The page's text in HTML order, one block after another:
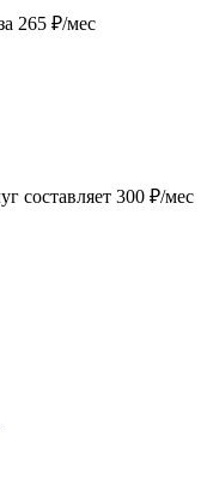
265 ₽/мес
составляет 300 ₽/мес